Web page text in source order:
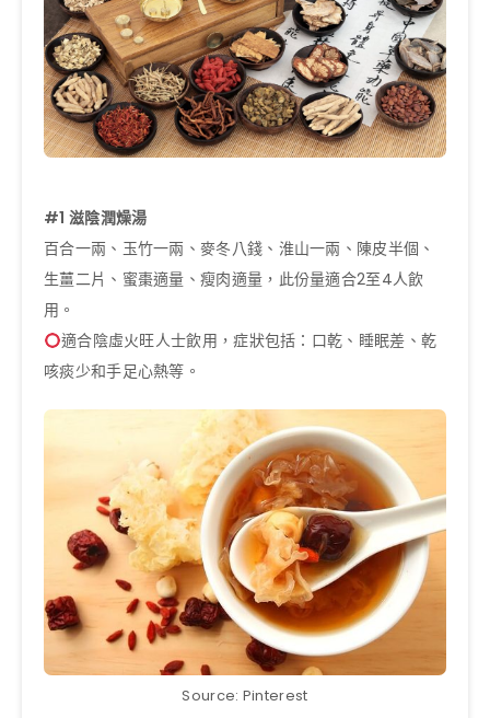
#1 滋陰潤燥湯
百合一兩、玉竹一兩、麥冬八錢、淮山一兩、陳皮半個、
生薑二片、蜜棗適量、瘦肉適量，此份量適合2至4人飲
用。
適合陰虛火旺人士飲用，症狀包括：口乾、睡眠差、乾
咳痰少和手足心熱等。
Source: Pinterest